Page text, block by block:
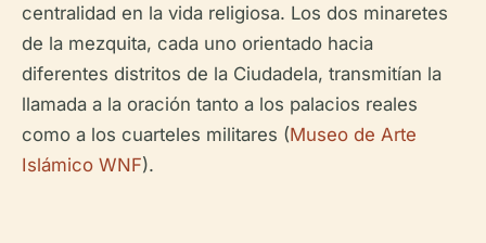
centralidad en la vida religiosa. Los dos minaretes
de la mezquita, cada uno orientado hacia
diferentes distritos de la Ciudadela, transmitían la
llamada a la oración tanto a los palacios reales
como a los cuarteles militares (Museo de Arte
Islámico WNF).